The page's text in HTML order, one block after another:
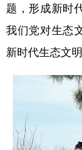
题，形成新时
我们党对生态
新时代生态文